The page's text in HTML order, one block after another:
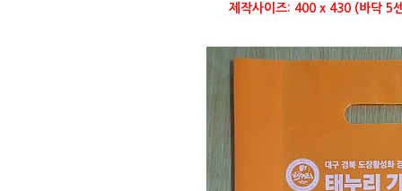
제작사이즈: 400 x 430 (바닥 5